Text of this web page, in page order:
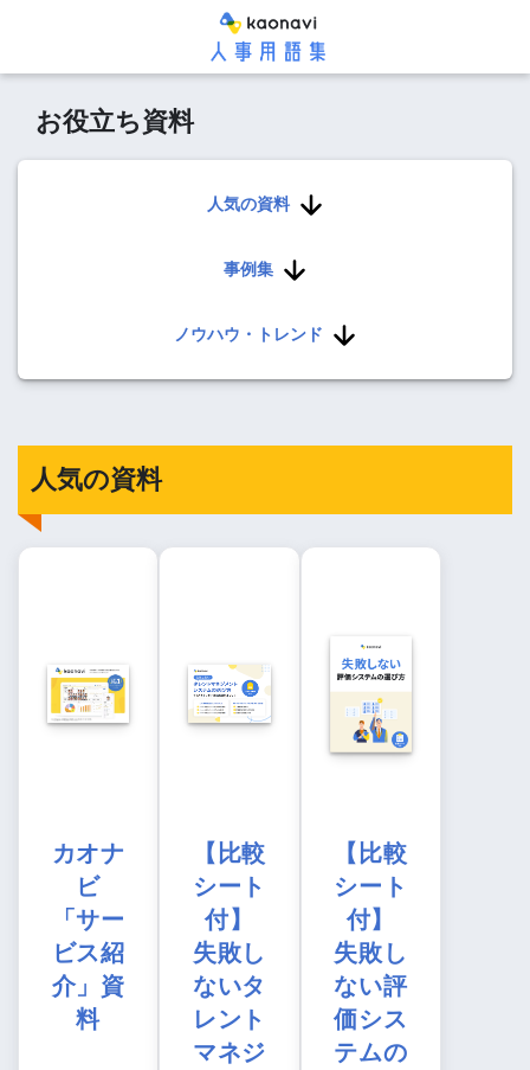
お役立ち資料
人気の資料
事例集
ノウハウ・トレンド
人気の資料
カオナ
ビ
「サー
ビス紹
介」資
料
【比較
シート
付】
失敗し
ないタ
レント
マネジ
【比較
シート
付】
失敗し
ない評
価シス
テムの